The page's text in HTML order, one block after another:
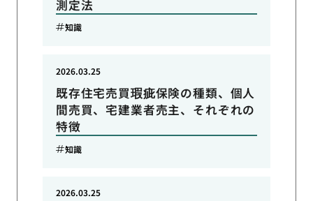
測定法
知識
既存住宅売買瑕疵保険の種類、個人
間売買、宅建業者売主、それぞれの
特徴
2026.03.25
知識
2026.03.25